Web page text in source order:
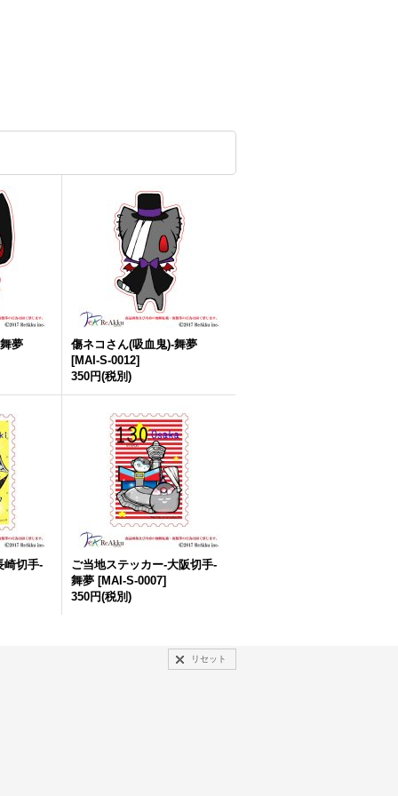
夢
傷ネコさん(吸血鬼)-舞夢
[MAI-S-0012]
350円(税別)
崎切手-
ご当地ステッカー-大阪切手-
舞夢 [MAI-S-0007]
350円(税別)
リセット